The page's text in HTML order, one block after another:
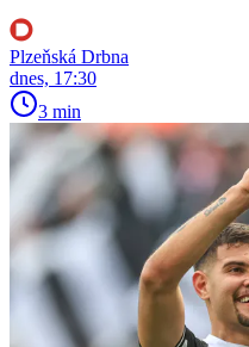
Plzeňská Drbna
dnes, 17:30
3 min